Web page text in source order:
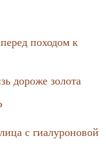
походом к
дороже золота
с гиалуроновой